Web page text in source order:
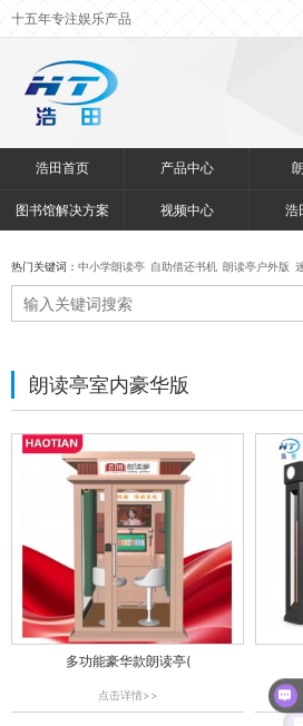
十五年专注娱乐产品
浩田首页 产品中心
图书馆解决方案 视频中心 浩
热门关键词： 中小学朗读亭 自助借还书机 朗读亭户外版
朗读亭室内豪华版
多功能豪华款朗读亭(
点击详情>>